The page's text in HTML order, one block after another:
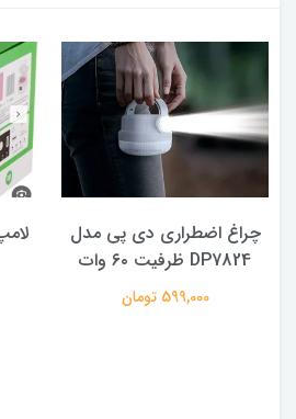
چراغ اضطراری دی پی مدل
DP7824 ظرفیت ۶۰ وات
599,000 تومان